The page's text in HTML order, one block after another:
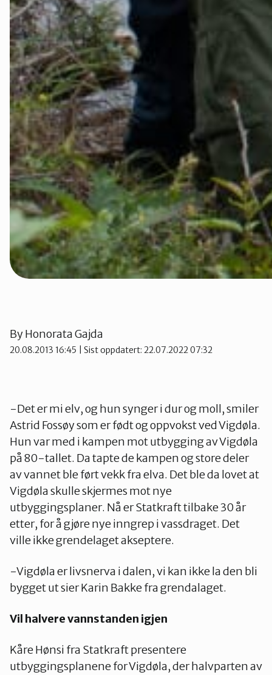
ByHonorata Gajda
20.08.2013 16:45 | Sist oppdatert: 22.07.2022 07:32
-Det er mi elv, og hun synger i dur og moll, smiler
Astrid Fossøy som er født og oppvokst ved Vigdøla.
Hun var med i kampen mot utbygging av Vigdøla
på 80-tallet. Da tapte de kampen og store deler
av vannet ble ført vekk fra elva. Det ble da lovet at
Vigdøla skulle skjermes mot nye
utbyggingsplaner. Nå er Statkraft tilbake 30 år
etter, for å gjøre nye inngrep i vassdraget. Det
ville ikke grendelaget akseptere.
-Vigdøla er livsnerva i dalen, vi kan ikke la den bli
bygget ut sier Karin Bakke fra grendalaget.
Vil halvere vannstanden igjen
Kåre Hønsi fra Statkraft presentere
utbyggingsplanene for Vigdøla, der halvparten av